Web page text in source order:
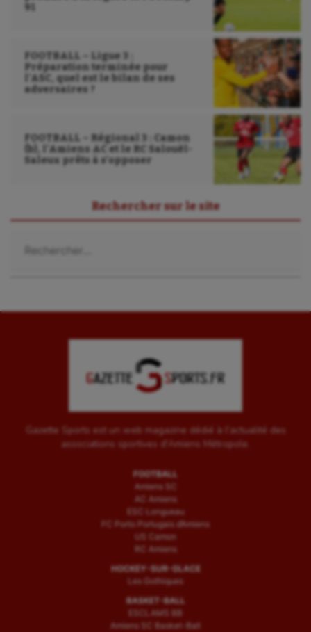
Tir à l'arc
Ultimate frisbee
UNSS
Wakeboard
91
FOOTBALL – Ligue 3 :
Préparation terminée pour
l’ASC, quel est le bilan de ses
adversaires ?
FOOTBALL – Régional 3 : Camon
(b), l’Amiens AC et le RC Salouël-
Saleux prêts à s’opposer
Rechercher sur le site
Gazette Sports est un web magazine dédié à l'actualité des
associations sportives d'Amiens Métropole.
FOOTBALL
Amiens SC
AC Amiens
ESC Longueau
FC Porto Portugais d’Amiens
US Camon
RC Amiens
HOCKEY-SUR-GLACE
Les Gothiques
BASKET-BALL
ESCLAMS BB
Amiens SC Basket-Ball